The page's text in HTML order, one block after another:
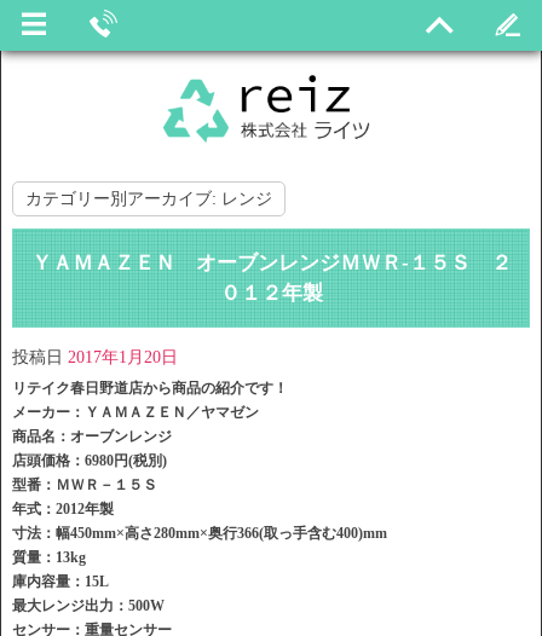
カテゴリー別アーカイブ: レンジ
ＹＡＭＡＺＥＮ オーブンレンジＭＷＲ-１５Ｓ ２
０１２年製
投稿日 2017年1月20日
リテイク春日野道店から商品の紹介です！
メーカー：ＹＡＭＡＺＥＮ／ヤマゼン
商品名：オーブンレンジ
店頭価格：6980円(税別)
型番：ＭＷＲ－１５Ｓ
年式：2012年製
寸法：幅450mm×高さ280mm×奥行366(取っ手含む400)mm
質量：13kg
庫内容量：15L
最大レンジ出力：500W
センサー：重量センサー